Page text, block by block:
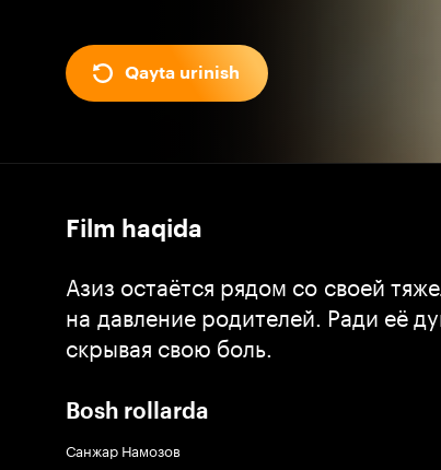
Qayta urinish
Film haqida
Азиз остаётся рядом со своей
на давление родителей. Ради её
скрывая свою боль.
Bosh rollarda
Санжар Намозов